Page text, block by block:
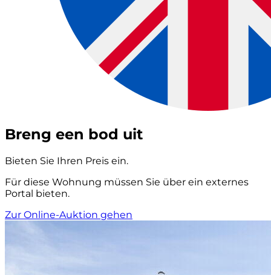
Breng een bod uit
Bieten Sie Ihren Preis ein.
Für diese Wohnung müssen Sie über ein externes
Portal bieten.
Zur Online-Auktion gehen